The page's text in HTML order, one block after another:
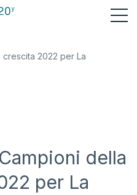
crescita 2022 per La
della
per La